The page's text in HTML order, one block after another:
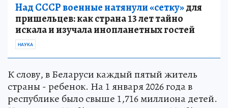
Над СССР военные натянули «сетку»для
пришельцев: как страна 13 лет тайно
искала и изучала инопланетных гостей
НАУКА
К слову, в Беларуси каждый пятый житель
страны - ребенок. На 1 января 2026 года в
республике было свыше 1,716 миллиона детей.